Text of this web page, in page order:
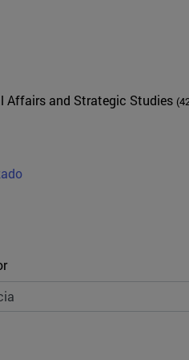
Affairs and Strategic Studies